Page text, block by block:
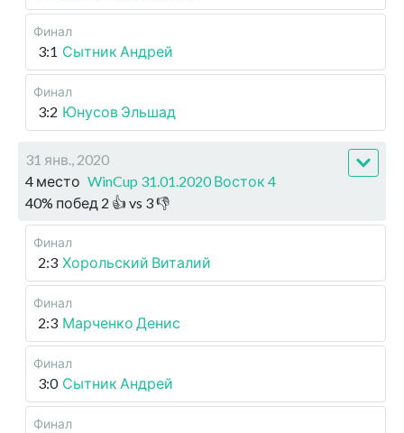
Финал
3:1 Сытник Андрей
Финал
3:2 Юнусов Эльшад
31 янв., 2020
4 место WinCup 31.01.2020 Восток 4
40% побед 2 👍 vs 3👎
Финал
2:3 Хорольский Виталий
Финал
2:3 Марченко Денис
Финал
3:0 Сытник Андрей
Финал